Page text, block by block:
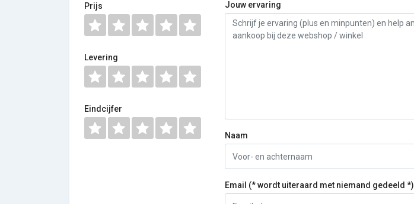
Prijs
Levering
Eindcijfer
Jouw ervaring
Naam
Email (* wordt uiteraard met niemand gedeeld *)